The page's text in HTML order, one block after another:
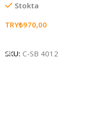
Stokta
TRY₺970,00
SKU: C-SB 4012